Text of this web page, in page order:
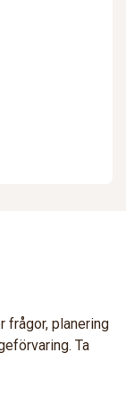
frågor, planering
Ta